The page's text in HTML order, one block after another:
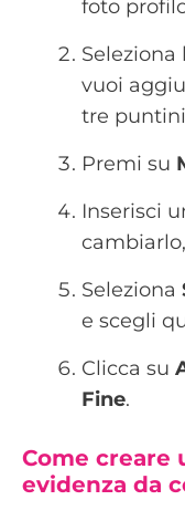
foto
Seleziona
vuoi
tre
Premi su
Inserisci
Seleziona
e scegli
Clicca su
Fine.
Come creare
evidenza da